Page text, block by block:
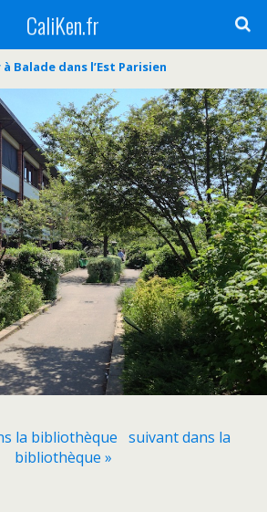
CaliKen.fr
Balade dans l’Est Parisien
la bibliothèque suivant dans la
bibliothèque »